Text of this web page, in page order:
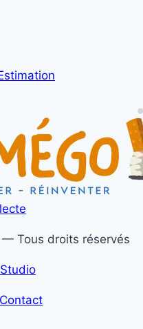
Tous droits réservés
Contact